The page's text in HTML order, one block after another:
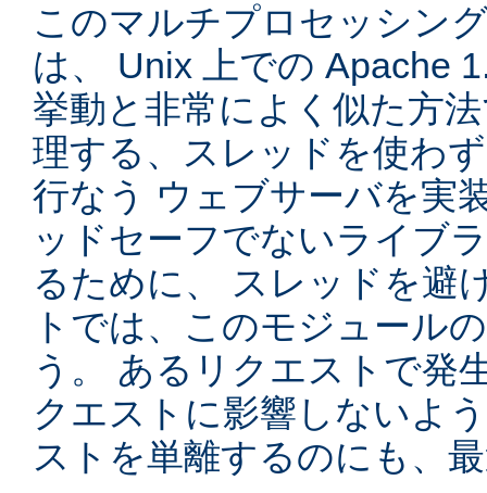
このマルチプロセッシン
は、 Unix 上での Apache
挙動と非常によく似た方
理する、スレッドを使わ
行なう ウェブサーバを実
ッドセーフでないライブ
るために、 スレッドを避
トでは、このモジュール
う。 あるリクエストで発
クエストに影響しないよ
ストを単離するのにも、